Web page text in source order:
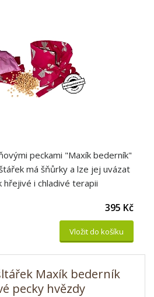
peckami "Maxík bederník"
má šňůrky a lze jej uvázat
hřejivé i chladivé terapii
395 Kč
Vložit do košíku
Maxík bederník
pecky hvězdy